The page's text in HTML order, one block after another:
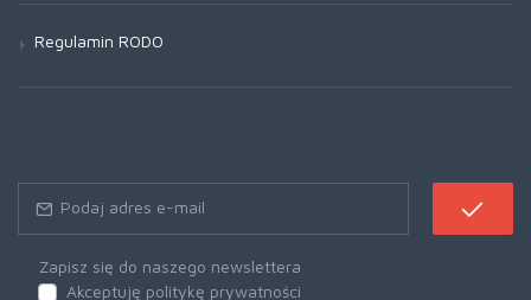
Regulamin RODO
Zapisz się do naszego newslettera
Akceptuję politykę prywatności